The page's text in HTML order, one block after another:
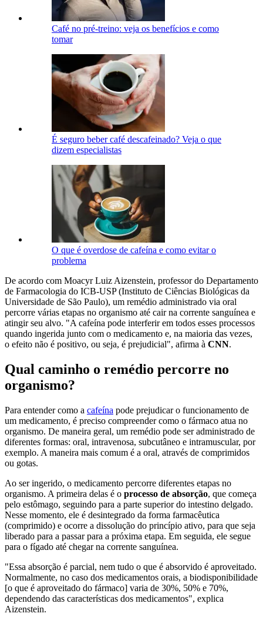
Café no pré-treino: veja os benefícios e como
tomar
É seguro beber café descafeinado? Veja o que
dizem especialistas
O que é overdose de cafeína e como evitar o
problema
De acordo com Moacyr Luiz Aizenstein, professor do Departamento
de Farmacologia do ICB-USP (Instituto de Ciências Biológicas da
Universidade de São Paulo), um remédio administrado via oral
percorre várias etapas no organismo até cair na corrente sanguínea e
atingir seu alvo. "A cafeína pode interferir em todos esses processos
quando ingerida junto com o medicamento e, na maioria das vezes,
o efeito não é positivo, ou seja, é prejudicial", afirma à CNN.
Qual caminho o remédio percorre no
organismo?
Para entender como a cafeína pode prejudicar o funcionamento de
um medicamento, é preciso compreender como o fármaco atua no
organismo. De maneira geral, um remédio pode ser administrado de
diferentes formas: oral, intravenosa, subcutâneo e intramuscular, por
exemplo. A maneira mais comum é a oral, através de comprimidos
ou gotas.
Ao ser ingerido, o medicamento percorre diferentes etapas no
organismo. A primeira delas é o processo de absorção, que começa
pelo estômago, seguindo para a parte superior do intestino delgado.
Nesse momento, ele é desintegrado da forma farmacêutica
(comprimido) e ocorre a dissolução do princípio ativo, para que seja
liberado para a passar para a próxima etapa. Em seguida, ele segue
para o fígado até chegar na corrente sanguínea.
"Essa absorção é parcial, nem tudo o que é absorvido é aproveitado.
Normalmente, no caso dos medicamentos orais, a biodisponibilidade
[o que é aproveitado do fármaco] varia de 30%, 50% e 70%,
dependendo das características dos medicamentos", explica
Aizenstein.